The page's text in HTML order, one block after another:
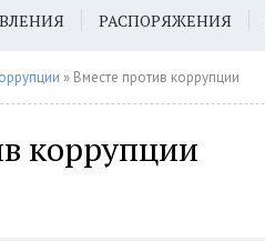
РАСПОРЯЖЕНИЯ
ПЛАН» Вместе против коррупции
коррупции